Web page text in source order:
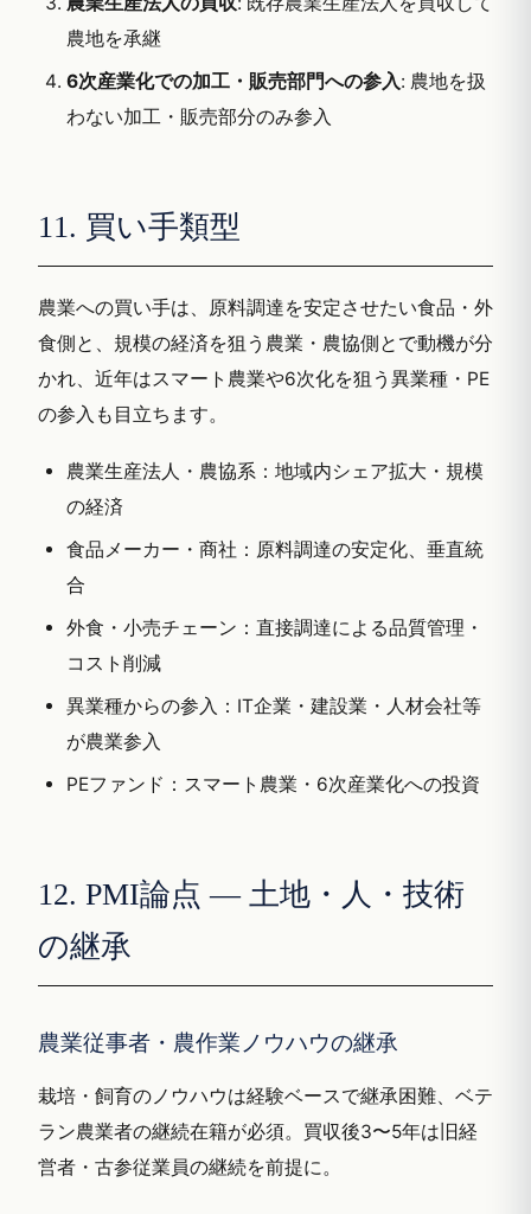
農地を承継
6次産業化での加工・販売部門への参入: 農地を扱
わない加工・販売部分のみ参入
11. 買い手類型
農業への買い手は、原料調達を安定させたい食品・外
食側と、規模の経済を狙う農業・農協側とで動機が分
かれ、近年はスマート農業や6次化を狙う異業種・PE
の参入も目立ちます。
農業生産法人・農協系：地域内シェア拡大・規模
の経済
食品メーカー・商社：原料調達の安定化、垂直統
合
外食・小売チェーン：直接調達による品質管理・
コスト削減
異業種からの参入：IT企業・建設業・人材会社等
が農業参入
PEファンド：スマート農業・6次産業化への投資
12. PMI論点 — 土地・人・技術
の継承
農業従事者・農作業ノウハウの継承
栽培・飼育のノウハウは経験ベースで継承困難、ベテ
ラン農業者の継続在籍が必須。買収後3〜5年は旧経
営者・古参従業員の継続を前提に。